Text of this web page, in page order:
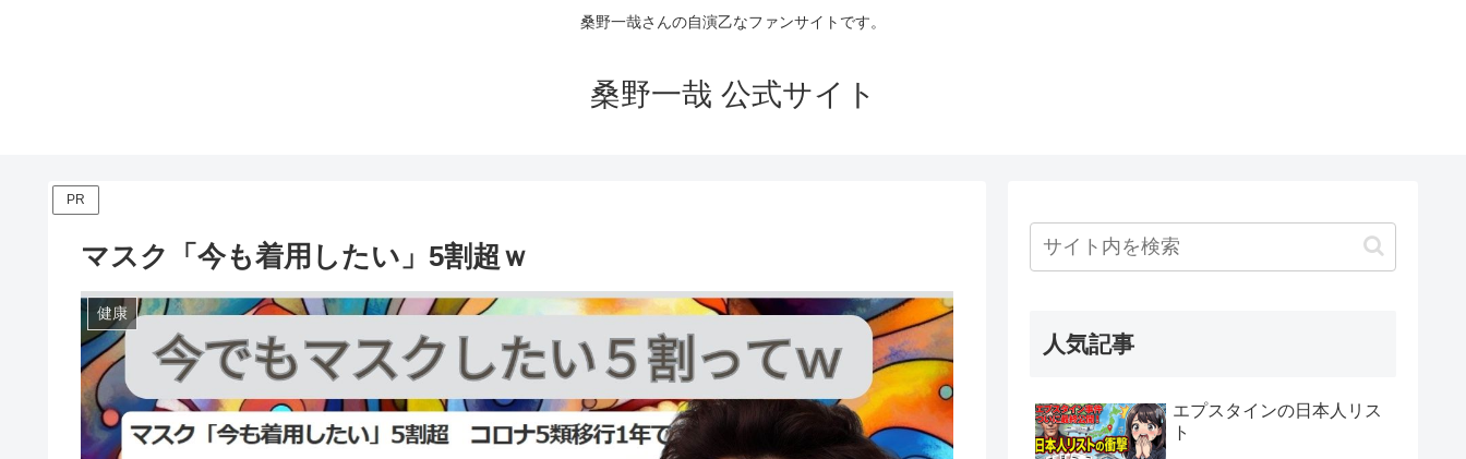
桑野一哉さんの自演乙なファンサイトです。
桑野一哉 公式サイト
PR
マスク「今も着用したい」5割超ｗ
健康
人気記事
エプスタインの日本人リス
ト